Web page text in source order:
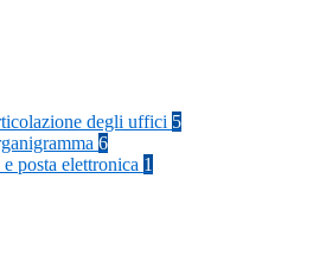
degli uffici 5
6
posta elettronica 1